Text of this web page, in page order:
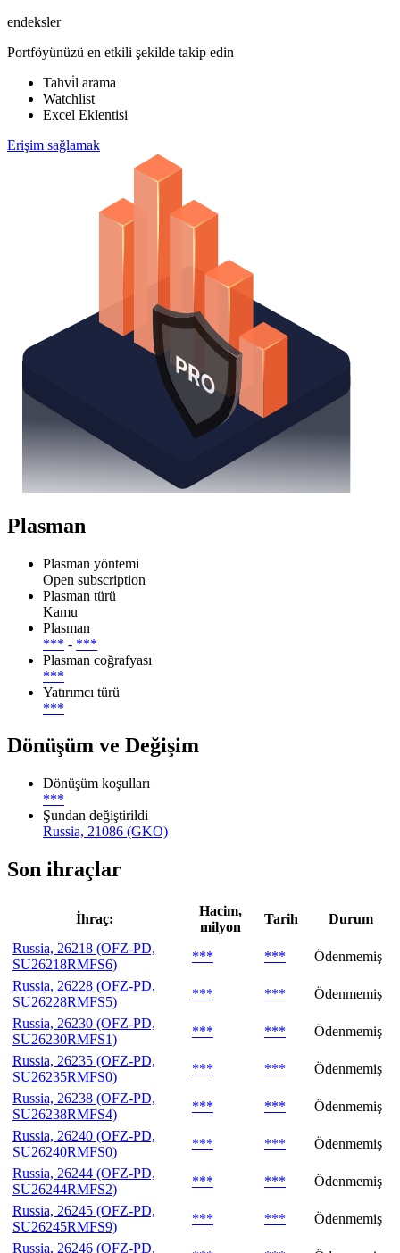
endeksler
Portföyünüzü en etkili şekilde takip edin
Tahvi̇l arama
Watchlist
Excel Eklentisi
Erişim sağlamak
Plasman
Plasman yöntemi
Open subscription
Plasman türü
Kamu
Plasman
*** - ***
Plasman coğrafyası
***
Yatırımcı türü
***
Dönüşüm ve Değişim
Dönüşüm koşulları
***
Şundan değiştirildi
Russia, 21086 (GKO)
Son ihraçlar
İhraç:
Hacim,
milyon
Tarih
Durum
Russia, 26218 (OFZ-PD,
SU26218RMFS6)
*** ***
Ödenmemiş
Russia, 26228 (OFZ-PD,
SU26228RMFS5)
*** ***
Ödenmemiş
Russia, 26230 (OFZ-PD,
SU26230RMFS1)
*** ***
Ödenmemiş
Russia, 26235 (OFZ-PD,
SU26235RMFS0)
*** ***
Ödenmemiş
Russia, 26238 (OFZ-PD,
SU26238RMFS4)
*** ***
Ödenmemiş
Russia, 26240 (OFZ-PD,
SU26240RMFS0)
*** ***
Ödenmemiş
Russia, 26244 (OFZ-PD,
SU26244RMFS2)
*** ***
Ödenmemiş
Russia, 26245 (OFZ-PD,
SU26245RMFS9)
*** ***
Ödenmemiş
Russia, 26246 (OFZ-PD,